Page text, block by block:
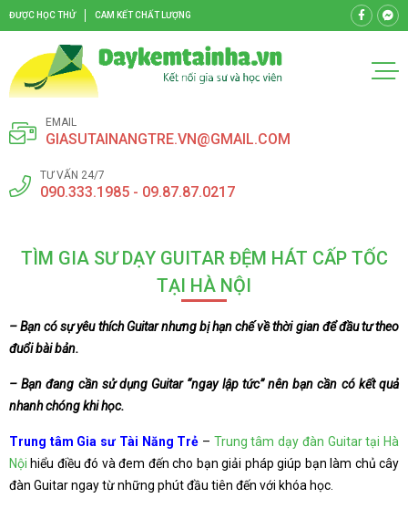
ĐƯỢC HỌC THỬ CAM KẾT CHẤT LƯỢNG
EMAIL
GIASUTAINANGTRE.VN@GMAIL.COM
TƯ VẤN 24/7
090.333.1985 - 09.87.87.0217
TÌM GIA SƯ DẠY GUITAR ĐỆM HÁT CẤP TỐC
TẠI HÀ NỘI
– Bạn có sự yêu thích Guitar nhưng bị hạn chế về thời gian để đầu tư theo
đuổi bài bản.
– Bạn đang cần sử dụng Guitar “ngay lập tức” nên bạn cần có kết quả
nhanh chóng khi học.
Trung tâm Gia sư Tài Năng Trẻ – Trung tâm dạy đàn Guitar tại Hà
Nội hiểu điều đó và đem đến cho bạn giải pháp giúp bạn làm chủ cây
đàn Guitar ngay từ những phút đầu tiên đến với khóa học.